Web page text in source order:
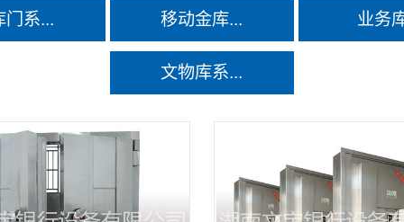
门系... 移动金库... 业务
文物库系...